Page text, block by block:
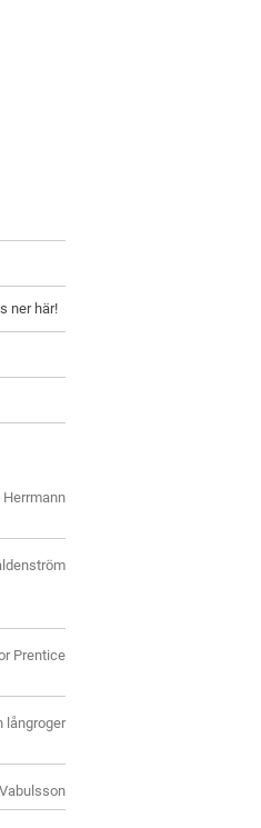
ner här!
Herrmann
Prentice
långroger